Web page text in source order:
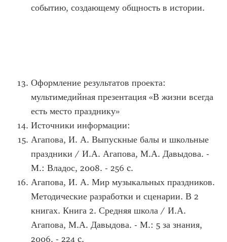
событию, создающему общность в истории.
Оформление результатов проекта:
мультимедийная презентация «В жизни всегда
есть место празднику»
Источники информации:
Агапова, И. А. Выпускные балы и школьные
праздники / И.А. Агапова, М.А. Давыдова. -
М.: Владос, 2008. - 256 c.
Агапова, И. А. Мир музыкальных праздников.
Методические разработки и сценарии. В 2
книгах. Книга 2. Средняя школа / И.А.
Агапова, М.А. Давыдова. - М.: 5 за знания,
2006. - 224 c.